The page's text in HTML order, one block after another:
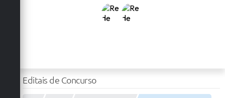
Editais de Concurso